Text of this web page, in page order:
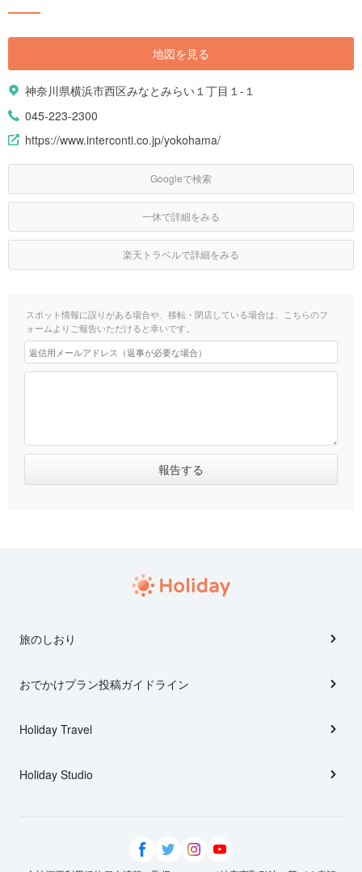
地図を見る
神奈川県横浜市西区みなとみらい１丁目１-１
045-223-2300
https://www.interconti.co.jp/yokohama/
Googleで検索
一休で詳細をみる
楽天トラベルで詳細をみる
スポット情報に誤りがある場合や、移転・閉店している場合は、こちらのフ
ォームよりご報告いただけると幸いです。
旅のしおり
おでかけプラン投稿ガイドライン
Holiday Travel
Holiday Studio